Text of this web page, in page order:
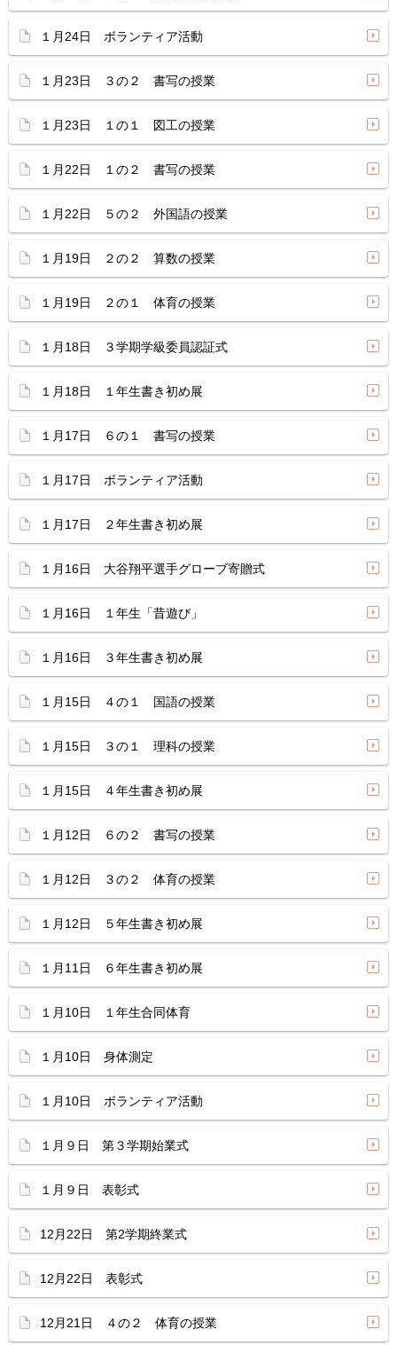
１月24日 ボランティア活動
１月23日 ３の２ 書写の授業
１月23日 １の１ 図工の授業
１月22日 １の２ 書写の授業
１月22日 ５の２ 外国語の授業
１月19日 ２の２ 算数の授業
１月19日 ２の１ 体育の授業
１月18日 ３学期学級委員認証式
１月18日 １年生書き初め展
１月17日 ６の１ 書写の授業
１月17日 ボランティア活動
１月17日 ２年生書き初め展
１月16日 大谷翔平選手グローブ寄贈式
１月16日 １年生「昔遊び」
１月16日 ３年生書き初め展
１月15日 ４の１ 国語の授業
１月15日 ３の１ 理科の授業
１月15日 ４年生書き初め展
１月12日 ６の２ 書写の授業
１月12日 ３の２ 体育の授業
１月12日 ５年生書き初め展
１月11日 ６年生書き初め展
１月10日 １年生合同体育
１月10日 身体測定
１月10日 ボランティア活動
１月９日 第３学期始業式
１月９日 表彰式
12月22日 第2学期終業式
12月22日 表彰式
12月21日 ４の２ 体育の授業